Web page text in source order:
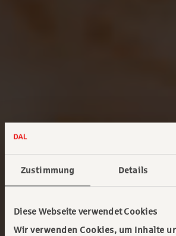
Zustimmung Details
Diese Webseite verwendet Cookies
Wir verwenden Cookies, um Inhalte